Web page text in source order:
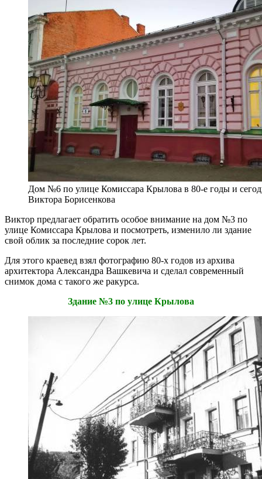
Дом №6 по улице Комиссара Крылова в 80-е годы и
Виктора Борисенкова
Виктор предлагает обратить особое внимание на дом №3 по
улице Комиссара Крылова и посмотреть, изменило ли здание
свой облик за последние сорок лет.
Для этого краевед взял фотографию 80-х годов из архива
архитектора Александра Вашкевича и сделал современный
снимок дома с такого же ракурса.
Здание №3 по улице Крылова